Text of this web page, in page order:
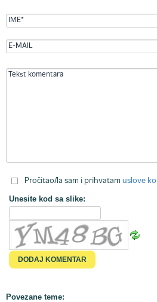
Pročitao/la sam i prihvatam uslove
Unesite kod sa slike:
Povezane teme: